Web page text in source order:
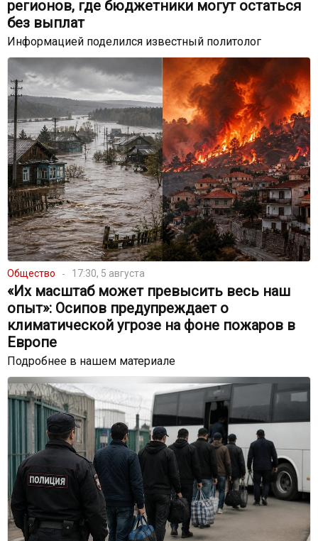
регионов, где бюджетники могут остаться
без выплат
Информацией поделился известный политолог
Общество 17:30, 5 августа
«Их масштаб может превысить весь наш
опыт»: Осипов предупреждает о
климатической угрозе на фоне пожаров в
Европе
Подробнее в нашем материале